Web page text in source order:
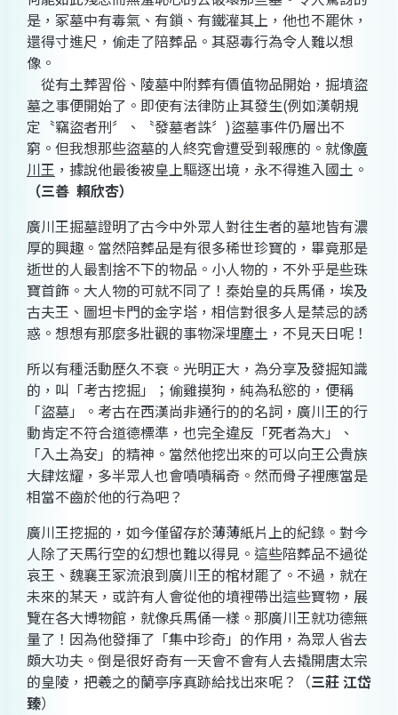
是，冢墓中有毒氣、有鎖、有鐵灌其上，他也不罷休，
還得寸進尺，偷走了陪葬品。其惡毒行為令人難以想
像。
從有土葬習俗、陵墓中附葬有價值物品開始，掘墳盜
墓之事便開始了。即使有法律防止其發生(例如漢朝規
定〝竊盜者刑〞、〝發墓者誅〞 )盜墓事件仍層出不
窮。但我想那些盜墓的人終究會遭受到報應的。就像廣
川王 ，據說他最後被皇上驅逐出境，永不得進入國土。
（三善 賴欣杏）
廣川王掘墓證明了古今中外眾人對往生者的墓地皆有濃
厚的興趣。當然陪葬品是有很多稀世珍寶的，畢竟那是
逝世的人最割捨不下的物品。小人物的，不外乎是些珠
寶首飾。大人物的可就不同了！秦始皇的兵馬俑，埃及
古夫王、圖坦卡門的金字塔，相信對很多人是禁忌的誘
惑。想想有那麼多壯觀的事物深埋塵土，不見天日呢！
所以有種活動歷久不衰。光明正大，為分享及發掘知識
的，叫「考古挖掘」；偷雞摸狗，純為私慾的，便稱
「盜墓」。考古在西漢尚非通行的的名詞，廣川王的行
動肯定不符合道德標準，也完全違反「死者為大」、
「入土為安」的精神。當然他挖出來的可以向王公貴族
大肆炫耀，多半眾人也會嘖嘖稱奇。然而骨子裡應當是
相當不齒於他的行為吧？
廣川王挖掘的，如今僅留存於薄薄紙片上的紀錄。對今
人除了天馬行空的幻想也難以得見。這些陪葬品不過從
哀王、魏襄王冢流浪到廣川王的棺材罷了。不過，就在
未來的某天，或許有人會從他的墳裡帶出這些寶物，展
覽在各大博物館，就像兵馬俑一樣。那廣川王就功德無
量了！因為他發揮了「集中珍奇」的作用，為眾人省去
頗大功夫。倒是很好奇有一天會不會有人去撬開唐太宗
的皇陵，把羲之的蘭亭序真跡給找出來呢？（三莊 江岱
臻）